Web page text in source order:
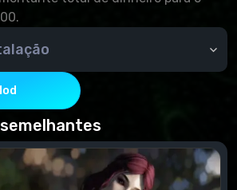
ou manualmente - copie o
para a pasta de dados